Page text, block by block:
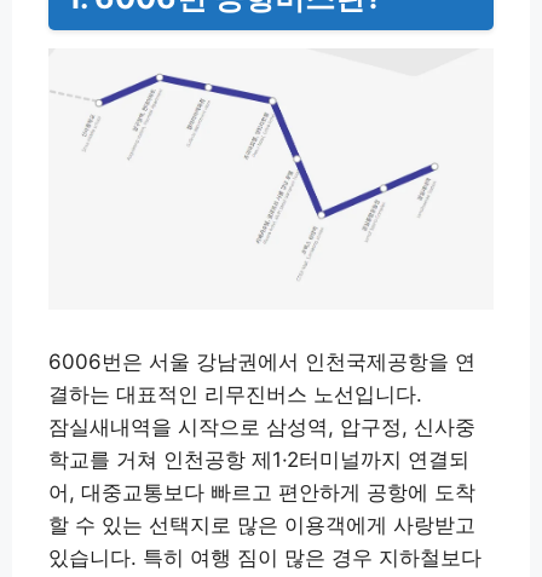
6006번은 서울 강남권에서 인천국제공항을 연
결하는 대표적인 리무진버스 노선입니다.
잠실새내역을 시작으로 삼성역, 압구정, 신사중
학교를 거쳐 인천공항 제1·2터미널까지 연결되
어, 대중교통보다 빠르고 편안하게 공항에 도착
할 수 있는 선택지로 많은 이용객에게 사랑받고
있습니다. 특히 여행 짐이 많은 경우 지하철보다